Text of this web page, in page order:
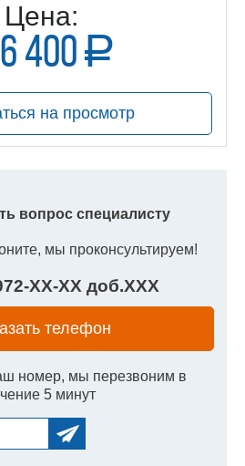
Цена:
400 a
на просмотр
вопрос специалисту
мы проконсультируем!
XX-XXдоб.XXX
телефон
номер, мы перезвоним в
5 минут